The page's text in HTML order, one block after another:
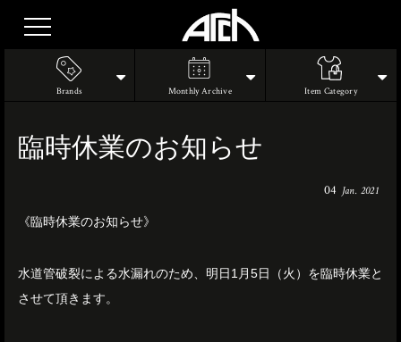
Brands Monthly Archive Item Category
臨時休業のお知らせ
04 Jan. 2021
《臨時休業のお知らせ》
水道管破裂による水漏れのため、明日1月5日（火）を臨時休業と
させて頂きます。